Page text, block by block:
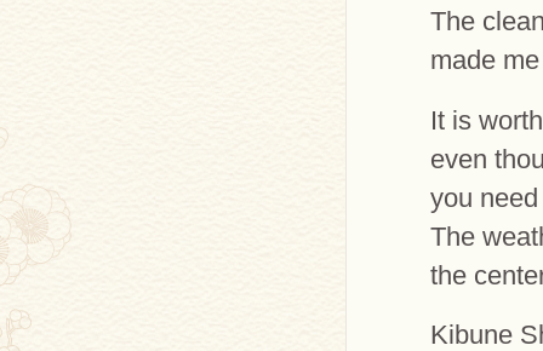
The
made
It is
even
you
The
the
Kibune